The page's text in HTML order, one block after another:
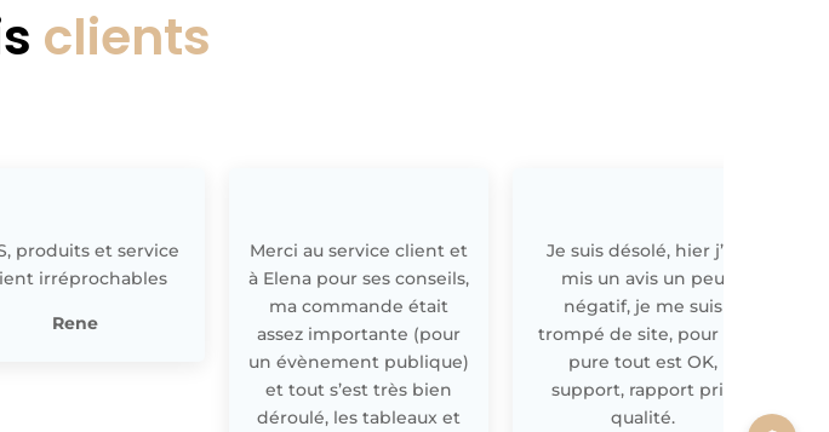
clients
produits et service
irréprochables
Rene
Merci au service client et
à Elena pour ses conseils,
ma commande était
assez importante (pour
un évènement publique)
et tout s’est très bien
déroulé, les tableaux et
Je suis désolé, hier j’ai
mis un avis un peu
négatif, je me suis
trompé de site, pour off
pure tout est OK,
support, rapport prix
qualité.